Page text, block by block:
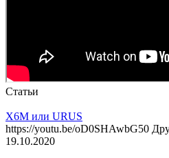
Статьи
X6M или URUS
https://youtu.be/oD0SHAwbG50
19.10.2020